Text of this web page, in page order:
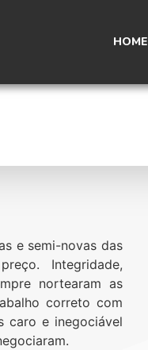
HOME
e semi-novas das
Integridade,
nortearam as
correto com
caro e inegociável